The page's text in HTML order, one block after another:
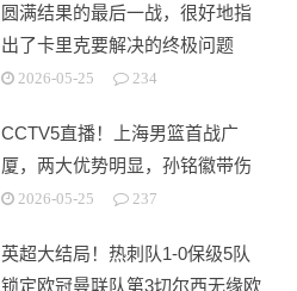
圆满结果的最后一战，很好地指
出了卡里克要解决的终极问题
2026-05-25 234
CCTV5直播！上海男篮首战广
厦，两大优势明显，孙铭徽带伤
出战！
2026-05-25 237
英超大结局！热刺队1-0保级5队
锁定欧冠曼联队第3切尔西无缘欧